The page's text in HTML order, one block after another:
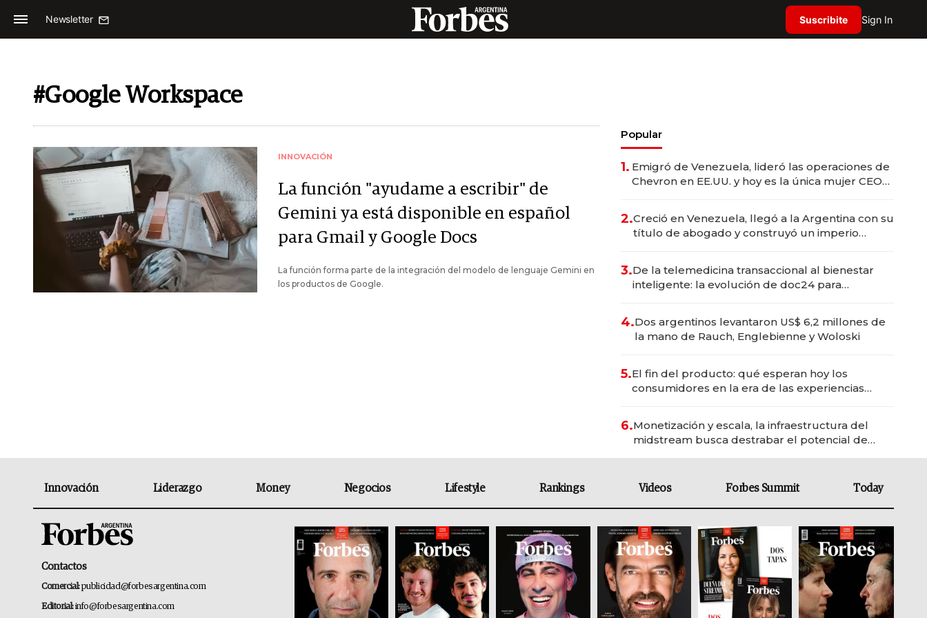
Newsletter Suscribite Sign In
#Google Workspace
INNOVACIÓN
La función "ayudame a escribir" de
Gemini ya está disponible en español
para Gmail y Google Docs
La función forma parte de la integración del modelo de lenguaje Gemini en
los productos de Google.
Popular
1. Emigró de Venezuela, lideró las operaciones de
Chevron en EE.UU. y hoy es la única mujer CEO
2.Creció en Venezuela, llegó a la Argentina con su
título de abogado y construyó un imperio
3.De la telemedicina transaccional al bienestar
inteligente: la evolución de doc24 para
4.Dos argentinos levantaron US$ 6,2 millones de
la mano de Rauch, Englebienne y Woloski
5.El fin del producto: qué esperan hoy los
consumidores en la era de las experiencias
6.Monetización y escala, la infraestructura del
midstream busca destrabar el potencial de
Innovación Liderazgo Money Negocios Lifestyle Rankings Videos Forbes Summit Today
Contactos
Comercial:publicidad@forbesargentina.com
Editorial:info@forbesargentina.com